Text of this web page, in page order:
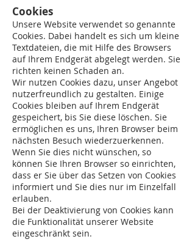
Cookies
Unsere Website verwendet so genannte
Cookies. Dabei handelt es sich um kleine
Textdateien, die mit Hilfe des Browsers
auf Ihrem Endgerät abgelegt werden. Sie
richten keinen Schaden an.
Wir nutzen Cookies dazu, unser Angebot
nutzerfreundlich zu gestalten. Einige
Cookies bleiben auf Ihrem Endgerät
gespeichert, bis Sie diese löschen. Sie
ermöglichen es uns, Ihren Browser beim
nächsten Besuch wiederzuerkennen.
Wenn Sie dies nicht wünschen, so
können Sie Ihren Browser so einrichten,
dass er Sie über das Setzen von Cookies
informiert und Sie dies nur im Einzelfall
erlauben.
Bei der Deaktivierung von Cookies kann
die Funktionalität unserer Website
eingeschränkt sein.